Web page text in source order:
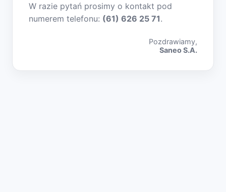
W razie pytań prosimy o kontakt pod
numerem telefonu: (61) 626 25 71.
Pozdrawiamy,
Saneo S.A.